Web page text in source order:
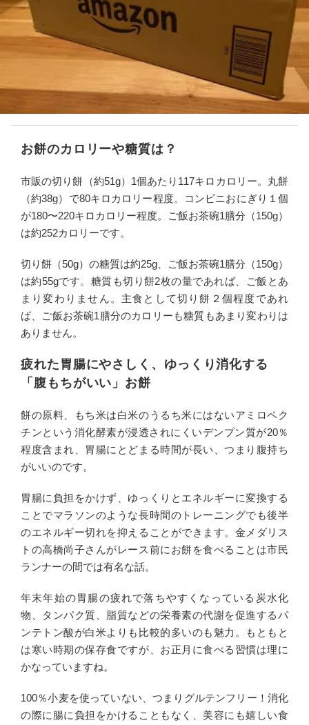
お餅のカロリーや糖質は？
市販の切り餅（約51g）1個あたり117キロカロリー。丸餅
（約38g）で80キロカロリー程度。コンビニおにぎり１個
が180〜220キロカロリー程度。ご飯お茶碗1膳分（150g）
は約252カロリーです。
切り餅（50g）の糖質は約25g、ご飯お茶碗1膳分（150g）
は約55gです。糖質も切り餅2枚の量であれば、ご飯とあ
まり変わりません。主食として切り餅２個程度であれ
ば、ご飯お茶碗1膳分のカロリーも糖質もあまり変わりは
ありません。
疲れた胃腸にやさしく、ゆっくり消化する
「腹もちがいい」お餅
餅の原料、もち米は白米のうるち米にはないアミロペク
チンという消化酵素が浸透されにくいデンプン質が20％
程度含まれ、胃腸にとどまる時間が長い、つまり腹持ち
がいいのです。
胃腸に負担をかけず、ゆっくりとエネルギーに変換する
ことでマラソンのような長時間のトレーニングでも後半
のエネルギー切れを抑えることができます。金メダリス
トの高橋尚子さんがレース前にお餅を食べることは市民
ランナーの間では有名な話。
年末年始の胃腸の疲れで落ちやすくなっている炭水化
物、タンパク質、脂質などの栄養素の代謝を促進するパ
ンテトン酸が白米よりも比較的多いのも魅力。もともと
は寒い時期の保存食ですが、お正月に食べる習慣は理に
かなっていますね。
100％小麦を使っていない、つまりグルテンフリー！消化
の際に腸に負担をかけることもなく、美容にも嬉しい食